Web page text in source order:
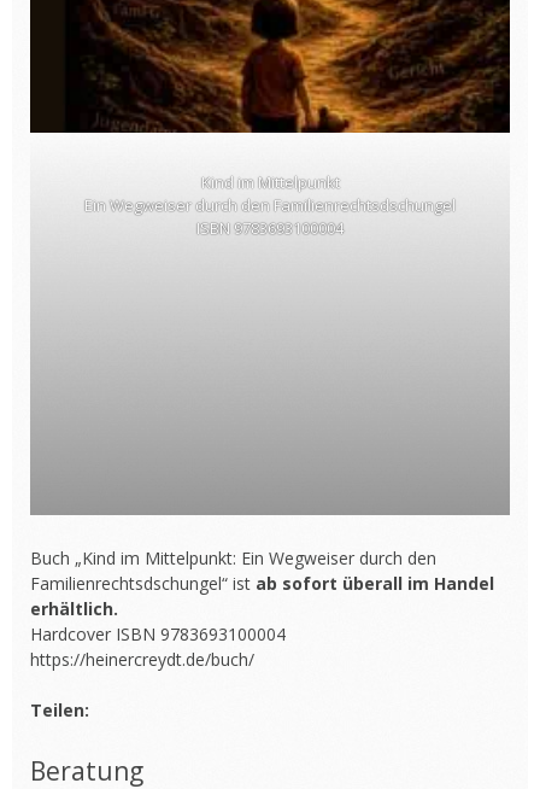
Kind im Mittelpunkt
Ein Wegweiser durch den Familienrechtsdschungel
ISBN 9783693100004
Buch „Kind im Mittelpunkt: Ein Wegweiser durch den
Familienrechtsdschungel“ ist ab sofort überall im Handel
erhältlich.
Hardcover ISBN 9783693100004
https://heinercreydt.de/buch/
Teilen:
Beratung